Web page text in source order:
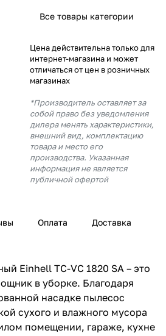
Все товары категории
Цена действительна только для
интернет-магазина и может
отличаться от цен в розничных
магазинах
*Производитель оставляет за
собой право без уведомления
дилера менять характеристики,
внешний вид, комплектацию
товара и место его
производства. Указанная
информация не является
публичной офертой
Оплата Доставка
Einhell TC-VC 1820 SA – это
в уборке. Благодаря
насадке пылесос
сухого и влажного мусора
помещении, гараже, кухне
% будут
с вашей карты
раз в 2